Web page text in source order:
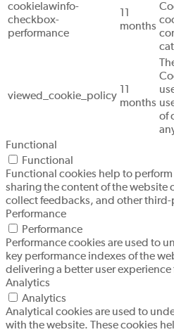
cookielawinfo-
checkbox-
performance
months
viewed_cookie_policy
months
of
Functional
Functional
Functional cookies help to
sharing the content of the website
collect feedbacks, and other third-
Performance
Performance
Performance cookies are used to
key performance indexes of the
delivering a better user experience
Analytics
Analytics
Analytical cookies are used to
with the website. These cookies